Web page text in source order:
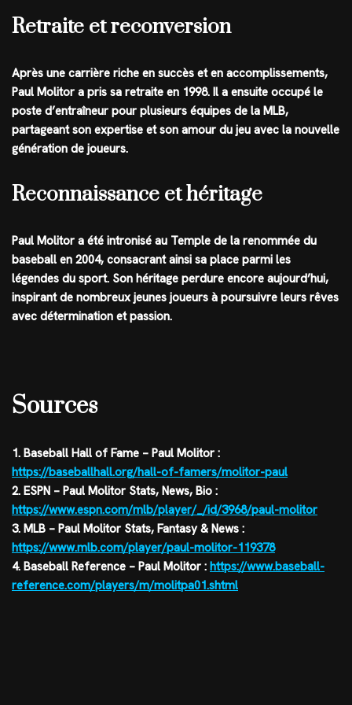
Retraite et reconversion
Après une carrière riche en succès et en accomplissements,
Paul Molitor a pris sa retraite en 1998. Il a ensuite occupé le
poste d’entraîneur pour plusieurs équipes de la MLB,
partageant son expertise et son amour du jeu avec la nouvelle
génération de joueurs.
Reconnaissance et héritage
Paul Molitor a été intronisé au Temple de la renommée du
baseball en 2004, consacrant ainsi sa place parmi les
légendes du sport. Son héritage perdure encore aujourd’hui,
inspirant de nombreux jeunes joueurs à poursuivre leurs rêves
avec détermination et passion.
Sources
1. Baseball Hall of Fame – Paul Molitor :
https://baseballhall.org/hall-of-famers/molitor-paul
2. ESPN – Paul Molitor Stats, News, Bio :
https://www.espn.com/mlb/player/_/id/3968/paul-molitor
3. MLB – Paul Molitor Stats, Fantasy & News :
https://www.mlb.com/player/paul-molitor-119378
4. Baseball Reference – Paul Molitor : https://www.baseball-
reference.com/players/m/molitpa01.shtml